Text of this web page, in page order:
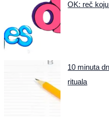
OK: reč
10 minuta
rituala